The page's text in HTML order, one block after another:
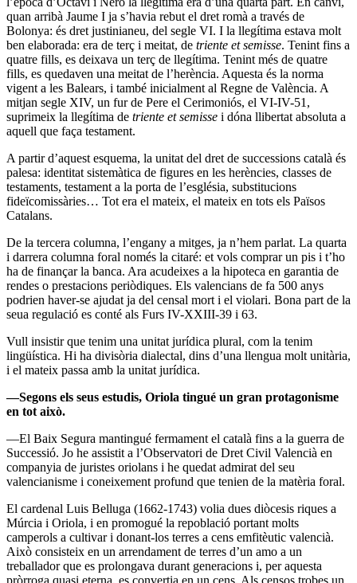
quan arribà Jaume I ja s’havia rebut el dret romà a través de
Bolonya: és dret justinianeu, del segle VI. I la llegítima estava molt
ben elaborada: era de terç i meitat, de triente et semisse. Tenint fins a
quatre fills, es deixava un terç de llegítima. Tenint més de quatre
fills, es quedaven una meitat de l’herència. Aquesta és la norma
vigent a les Balears, i també inicialment al Regne de València. A
mitjan segle XIV, un fur de Pere el Cerimoniós, el VI-IV-51,
suprimeix la llegítima de triente et semisse i dóna llibertat absoluta a
aquell que faça testament.
A partir d’aquest esquema, la unitat del dret de successions català és
palesa: identitat sistemàtica de figures en les herències, classes de
testaments, testament a la porta de l’església, substitucions
fideïcomissàries… Tot era el mateix, el mateix en tots els Països
Catalans.
De la tercera columna, l’engany a mitges, ja n’hem parlat. La quarta
i darrera columna foral només la citaré: et vols comprar un pis i t’ho
ha de finançar la banca. Ara acudeixes a la hipoteca en garantia de
rendes o prestacions periòdiques. Els valencians de fa 500 anys
podrien haver-se ajudat ja del censal mort i el violari. Bona part de la
seua regulació es conté als Furs IV-XXIII-39 i 63.
Vull insistir que tenim una unitat jurídica plural, com la tenim
lingüística. Hi ha divisòria dialectal, dins d’una llengua molt unitària,
i el mateix passa amb la unitat jurídica.
—Segons els seus estudis, Oriola tingué un gran protagonisme
en tot això.
—El Baix Segura mantingué fermament el català fins a la guerra de
Successió. Jo he assistit a l’Observatori de Dret Civil Valencià en
companyia de juristes oriolans i he quedat admirat del seu
valencianisme i coneixement profund que tenien de la matèria foral.
El cardenal Luis Belluga (1662-1743) volia dues diòcesis riques a
Múrcia i Oriola, i en promogué la repoblació portant molts
camperols a cultivar i donant-los terres a cens emfitèutic valencià.
Això consisteix en un arrendament de terres d’un amo a un
treballador que es prolongava durant generacions i, per aquesta
pròrroga quasi eterna, es convertia en un cens. Als censos trobes un